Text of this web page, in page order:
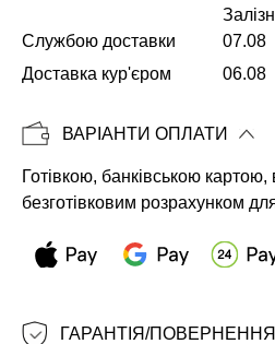
Службою доставки
07.08
Доставка кур'єром
06.08
ВАРІАНТИ ОПЛАТИ
Готівкою, банківською картою,
безготівковим розрахунком
ГАРАНТІЯ/ПОВЕРНЕННЯ